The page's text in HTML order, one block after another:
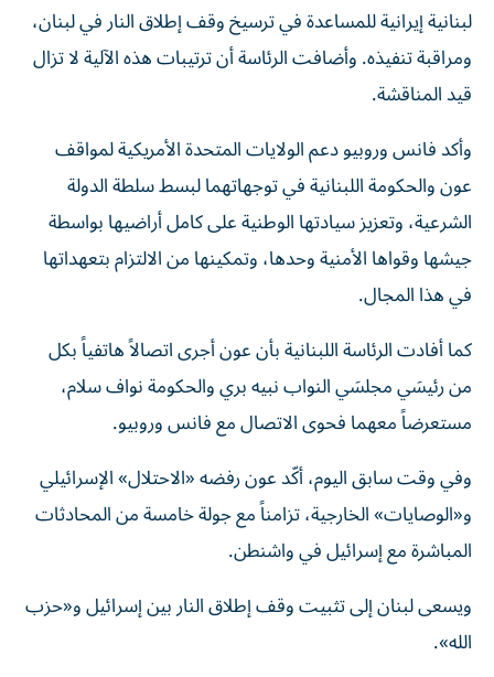
لبنانية إيرانية للمساعدة في ترسيخ ​وقف ‌إطلاق ‌النار في لبنان،
ومراقبة تنفيذه. وأضافت الرئاسة ‌أن ترتيبات ‌هذه ⁠الآلية ‌لا تزال
قيد المناقشة.
وأكد فانس وروبيو دعم الولايات المتحدة الأمريكية لمواقف
عون والحكومة اللبنانية في توجهاتهما لبسط سلطة الدولة
الشرعية، وتعزيز سيادتها الوطنية على كامل أراضيها بواسطة
جيشها وقواها الأمنية وحدها، وتمكينها من الالتزام بتعهداتها
في هذا المجال.
كما أفادت الرئاسة اللبنانية بأن عون أجرى اتصالاً هاتفياً بكل
من رئيسَي مجلسَي النواب نبيه بري والحكومة نواف سلام،
مستعرضاً معهما فحوى الاتصال مع فانس وروبيو.
وفي وقت سابق اليوم، أكّد عون رفضه «الاحتلال» الإسرائيلي
و«الوصايات» الخارجية، تزامناً مع جولة خامسة من المحادثات
المباشرة مع إسرائيل في واشنطن.
ويسعى لبنان إلى تثبيت وقف إطلاق النار بين إسرائيل و«حزب
الله».